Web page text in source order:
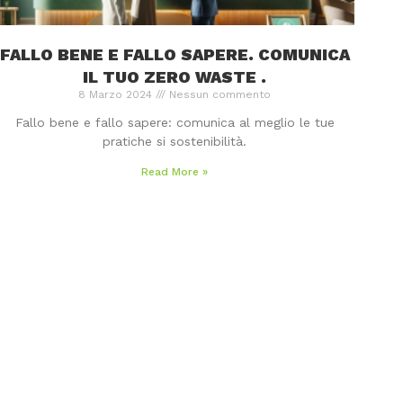
FALLO BENE E FALLO SAPERE. COMUNICA
IL TUO ZERO WASTE .
8 Marzo 2024 Nessun commento
Fallo bene e fallo sapere: comunica al meglio le tue
pratiche si sostenibilità.
Read More »